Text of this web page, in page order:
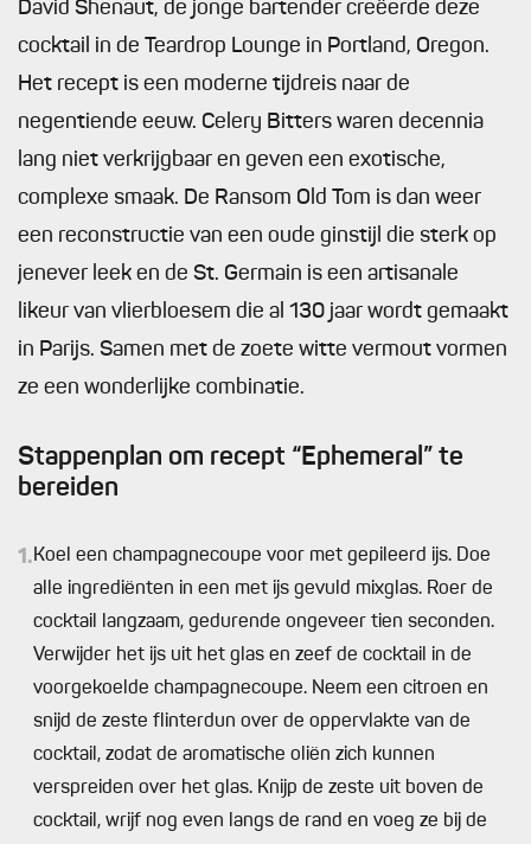
David Shenaut, de jonge bartender creëerde deze
cocktail in de Teardrop Lounge in Portland, Oregon.
Het recept is een moderne tijdreis naar de
negentiende eeuw. Celery Bitters waren decennia
lang niet verkrijgbaar en geven een exotische,
complexe smaak. De Ransom Old Tom is dan weer
een reconstructie van een oude ginstijl die sterk op
jenever leek en de St. Germain is een artisanale
likeur van vlierbloesem die al 130 jaar wordt gemaakt
in Parijs. Samen met de zoete witte vermout vormen
ze een wonderlijke combinatie.
Stappenplan om recept “Ephemeral” te
bereiden
1.Koel een champagnecoupe voor met gepileerd ijs. Doe
alle ingrediënten in een met ijs gevuld mixglas. Roer de
cocktail langzaam, gedurende ongeveer tien seconden.
Verwijder het ijs uit het glas en zeef de cocktail in de
voorgekoelde champagnecoupe. Neem een citroen en
snijd de zeste flinterdun over de oppervlakte van de
cocktail, zodat de aromatische oliën zich kunnen
verspreiden over het glas. Knijp de zeste uit boven de
cocktail, wrijf nog even langs de rand en voeg ze bij de